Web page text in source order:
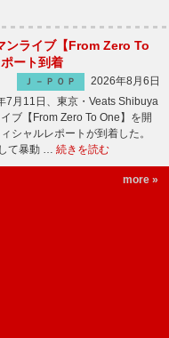
ンライブ【From Zero To
ート到着
Ｊ－ＰＯＰ
2026年8月6日
月11日、東京・Veats Shibuya
ブ【From Zero To One】を開
シャルレポートが到着した。
て暴動 … 続きを読む
more »